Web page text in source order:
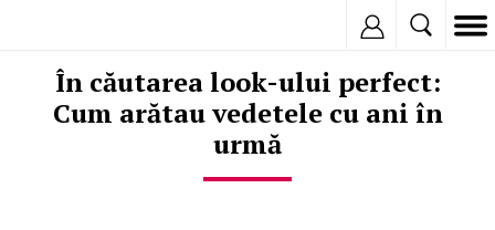
În căutarea look-ului perfect:
Cum arătau vedetele cu ani în
urmă